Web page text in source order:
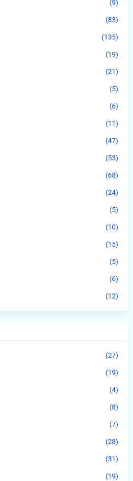
(9)
(83)
(135)
(19)
(21)
(5)
(6)
(11)
(47)
(53)
(68)
(24)
(5)
(10)
(15)
(5)
(6)
(12)
(27)
(19)
(4)
(8)
(7)
(28)
(31)
(19)